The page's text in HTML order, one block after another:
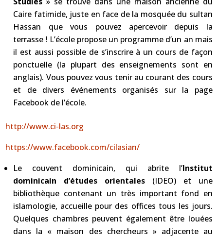
Caire fatimide, juste en face de la mosquée du sultan
Hassan que vous pouvez apercevoir depuis la
terrasse ! L’école propose un programme d’un an mais
il est aussi possible de s’inscrire à un cours de façon
ponctuelle (la plupart des enseignements sont en
anglais). Vous pouvez vous tenir au courant des cours
et de divers événements organisés sur la page
Facebook de l’école.
http://www.ci-las.org
https://www.facebook.com/cilasian/
Le couvent dominicain, qui abrite l’Institut
dominicain d’études orientales (IDEO) et une
bibliothèque contenant un très important fond en
islamologie, accueille pour des offices tous les jours.
Quelques chambres peuvent également être louées
dans la « maison des chercheurs » adjacente au